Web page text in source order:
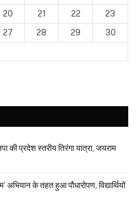
20 21 22
23
27 28 29
30
की प्रदेश स्तरीय तिरंगा यात्रा, जयराम
के तहत हुआ पौधारोपण, विद्यार्थियों